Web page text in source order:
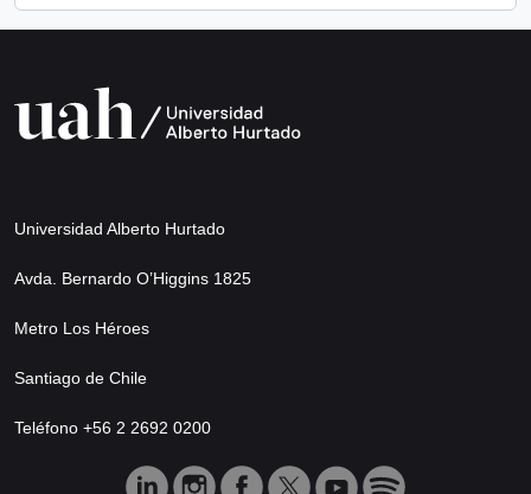
Universidad Alberto Hurtado
Avda. Bernardo O’Higgins 1825
Metro Los Héroes
Santiago de Chile
Teléfono +56 2 2692 0200